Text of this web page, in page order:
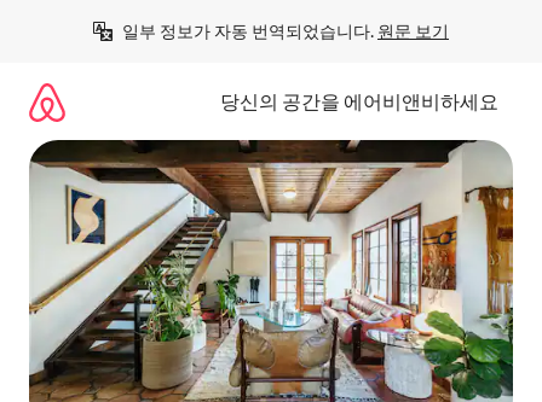
일부 정보가 자동 번역되었습니다. 원문 보기
당신의 공간을 에어비앤비하세요